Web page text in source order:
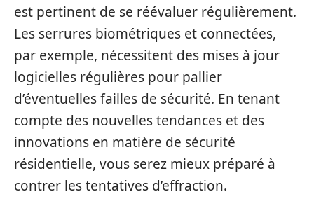
est pertinent de se réévaluer régulièrement.
Les serrures biométriques et connectées,
par exemple, nécessitent des mises à jour
logicielles régulières pour pallier
d’éventuelles failles de sécurité. En tenant
compte des nouvelles tendances et des
innovations en matière de sécurité
résidentielle, vous serez mieux préparé à
contrer les tentatives d’effraction.